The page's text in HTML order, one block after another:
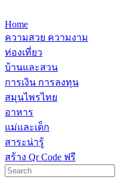
Home
ความสวย ความงาม
ท่องเที่ยว
บ้านและสวน
การเงิน การลงทุน
สมุนไพรไทย
อาหาร
แม่และเด็ก
สาระน่ารู้
สร้าง Qr Code ฟรี